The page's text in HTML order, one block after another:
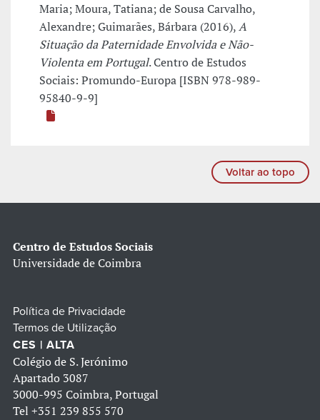
Maria; Moura, Tatiana; de Sousa Carvalho,
Alexandre; Guimarães, Bárbara (2016),A
Situação da Paternidade Envolvida e Não-
Violenta em Portugal. Centro de Estudos
Sociais: Promundo-Europa [ISBN 978-989-
95840-9-9]
Voltar ao topo
Centro de Estudos Sociais
Universidade de Coimbra
Política de Privacidade
Termos de Utilização
CES | ALTA
Colégio de S. Jerónimo
Apartado 3087
3000-995 Coimbra, Portugal
Tel +351 239 855 570